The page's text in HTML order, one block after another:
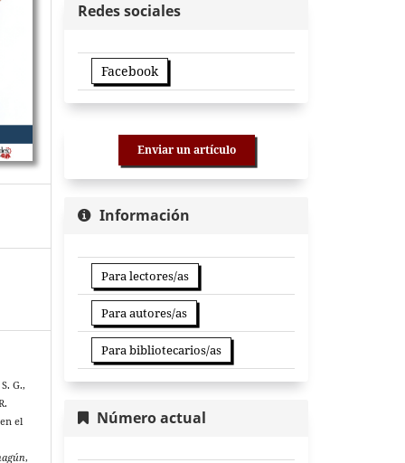
G.,
el
,
Redes sociales
Facebook
Enviar un artículo
Información
Para lectores/as
Para autores/as
Para bibliotecarios/as
Número actual